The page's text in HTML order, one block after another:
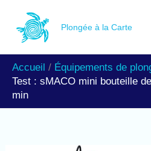
contenu
Plongée à la Carte
Accueil
Équipements de
Test : sMACO mini bouteille
min
e
h
e
r